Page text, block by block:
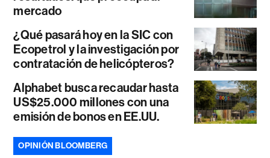
mercado
¿Qué pasará hoy en la SIC con
Ecopetrol y la investigación por
contratación de helicópteros?
Alphabet busca recaudar hasta
US$25.000 millones con una
emisión de bonos en EE.UU.
OPINIÓN BLOOMBERG